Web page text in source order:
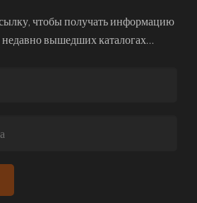
чтобы получать информацию
вышедших каталогах…